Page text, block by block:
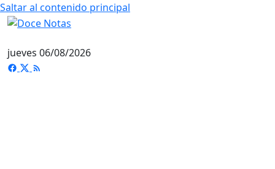
Saltar al contenido principal
jueves 06/08/2026